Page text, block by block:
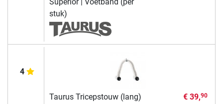
stuk)
4
Taurus Tricepstouw (lang) € 39,90